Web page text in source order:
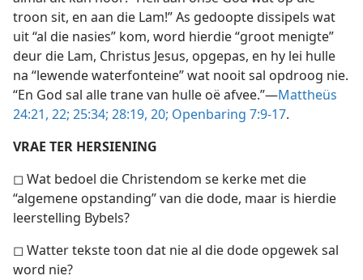
troon sit, en aan die Lam!” As gedoopte dissipels wat
uit “al die nasies” kom, word hierdie “groot menigte”
deur die Lam, Christus Jesus, opgepas, en hy lei hulle
na “lewende waterfonteine” wat nooit sal opdroog nie.
“En God sal alle trane van hulle oë afvee.”—Mattheüs
24:21, 22; 25:34; 28:19, 20; Openbaring 7:9-17.
VRAE TER HERSIENING
◻ Wat bedoel die Christendom se kerke met die
“algemene opstanding” van die dode, maar is hierdie
leerstelling Bybels?
◻ Watter tekste toon dat nie al die dode opgewek sal
word nie?